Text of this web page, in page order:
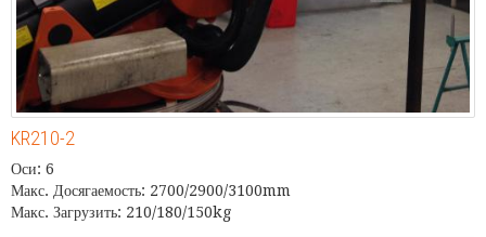
KR210-2
Оси: 6
Макс. Досягаемость: 2700/2900/3100mm
Макс. Загрузить: 210/180/150kg